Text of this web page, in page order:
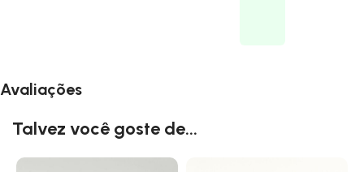
Avaliações
Talvez você goste de...